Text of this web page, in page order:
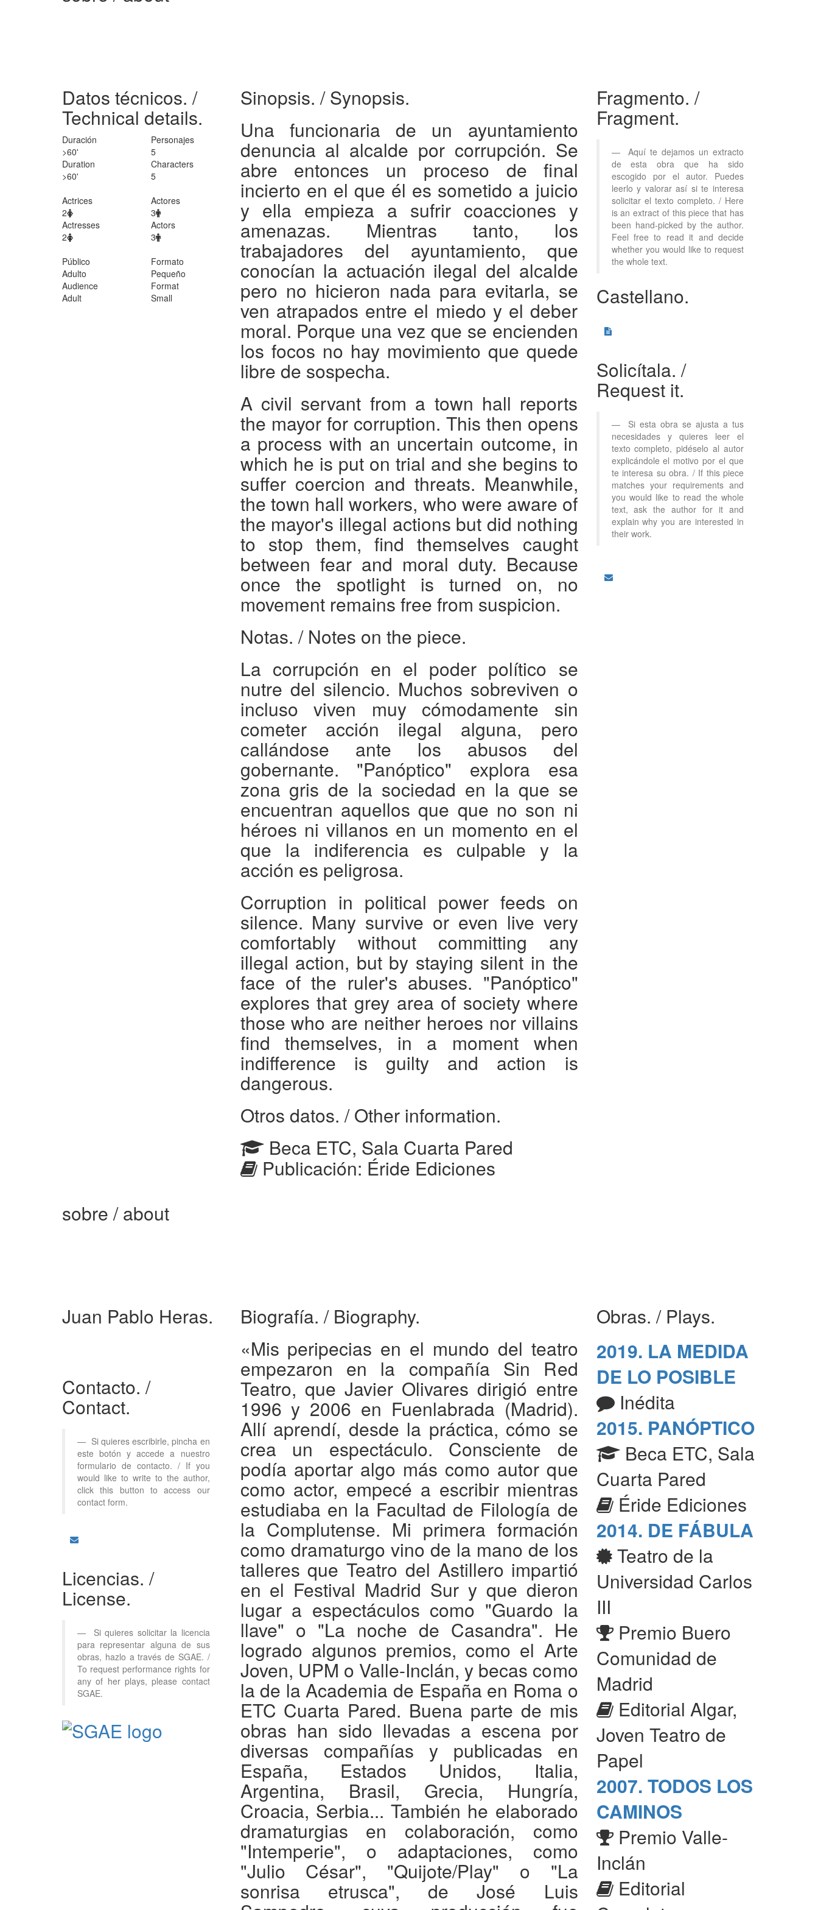
Datos técnicos. /
Technical details.
Duración
>60'
Duration
>60'
Personajes
5
Characters
5
Actrices
2
Actresses
2
Actores
3
Actors
3
Público
Adulto
Audience
Adult
Formato
Pequeño
Format
Small
Sinopsis. / Synopsis.
Una funcionaria de un ayuntamiento
denuncia al alcalde por corrupción. Se
abre entonces un proceso de final
incierto en el que él es sometido a juicio
y ella empieza a sufrir coacciones y
amenazas. Mientras tanto, los
trabajadores del ayuntamiento, que
conocían la actuación ilegal del alcalde
pero no hicieron nada para evitarla, se
ven atrapados entre el miedo y el deber
moral. Porque una vez que se encienden
los focos no hay movimiento que quede
libre de sospecha.
A civil servant from a town hall reports
the mayor for corruption. This then opens
a process with an uncertain outcome, in
which he is put on trial and she begins to
suffer coercion and threats. Meanwhile,
the town hall workers, who were aware of
the mayor's illegal actions but did nothing
to stop them, find themselves caught
between fear and moral duty. Because
once the spotlight is turned on, no
movement remains free from suspicion.
Notas. / Notes on the piece.
La corrupción en el poder político se
nutre del silencio. Muchos sobreviven o
incluso viven muy cómodamente sin
cometer acción ilegal alguna, pero
callándose ante los abusos del
gobernante. "Panóptico" explora esa
zona gris de la sociedad en la que se
encuentran aquellos que que no son ni
héroes ni villanos en un momento en el
que la indiferencia es culpable y la
acción es peligrosa.
Corruption in political power feeds on
silence. Many survive or even live very
comfortably without committing any
illegal action, but by staying silent in the
face of the ruler's abuses. "Panóptico"
explores that grey area of society where
those who are neither heroes nor villains
find themselves, in a moment when
indifference is guilty and action is
dangerous.
Otros datos. / Other information.
Beca ETC, Sala Cuarta Pared
Publicación: Éride Ediciones
Fragmento. /
Fragment.
Aquí te dejamos un extracto
de esta obra que ha sido
escogido por el autor. Puedes
leerlo y valorar así si te interesa
solicitar el texto completo. / Here
is an extract of this piece that has
been hand-picked by the author.
Feel free to read it and decide
whether you would like to request
the whole text.
Castellano.
Solicítala. /
Request it.
Si esta obra se ajusta a tus
necesidades y quieres leer el
texto completo, pidéselo al autor
explicándole el motivo por el que
te interesa su obra. / If this piece
matches your requirements and
you would like to read the whole
text, ask the author for it and
explain why you are interested in
their work.
sobre / about
Juan Pablo Heras.
Contacto. /
Contact.
Si quieres escribirle, pincha en
este botón y accede a nuestro
formulario de contacto. / If you
would like to write to the author,
click this button to access our
contact form.
Licencias. /
License.
Si quieres solicitar la licencia
para representar alguna de sus
obras, hazlo a través de SGAE. /
To request performance rights for
any of her plays, please contact
SGAE.
Biografía. / Biography.
«Mis peripecias en el mundo del teatro
empezaron en la compañía Sin Red
Teatro, que Javier Olivares dirigió entre
1996 y 2006 en Fuenlabrada (Madrid).
Allí aprendí, desde la práctica, cómo se
crea un espectáculo. Consciente de
podía aportar algo más como autor que
como actor, empecé a escribir mientras
estudiaba en la Facultad de Filología de
la Complutense. Mi primera formación
como dramaturgo vino de la mano de los
talleres que Teatro del Astillero impartió
en el Festival Madrid Sur y que dieron
lugar a espectáculos como "Guardo la
llave" o "La noche de Casandra". He
logrado algunos premios, como el Arte
Joven, UPM o Valle-Inclán, y becas como
la de la Academia de España en Roma o
ETC Cuarta Pared. Buena parte de mis
obras han sido llevadas a escena por
diversas compañías y publicadas en
España, Estados Unidos, Italia,
Argentina, Brasil, Grecia, Hungría,
Croacia, Serbia... También he elaborado
dramaturgias en colaboración, como
"Intemperie", o adaptaciones, como
"Julio César", "Quijote/Play" o "La
sonrisa etrusca", de José Luis
Obras. / Plays.
2019. LA MEDIDA
DE LO POSIBLE
Inédita
2015. PANÓPTICO
Beca ETC, Sala
Cuarta Pared
Éride Ediciones
2014. DE FÁBULA
Teatro de la
Universidad Carlos
III
Premio Buero
Comunidad de
Madrid
Editorial Algar,
Joven Teatro de
Papel
2007. TODOS LOS
CAMINOS
Premio Valle-
Inclán
Editorial